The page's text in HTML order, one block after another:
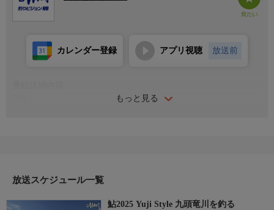
もっと見る
カレンダー登録 アプリ視聴 放送前
ったのは、持ち前の機動力と泳がせ釣りだった。
放送スケジュール一覧
鮎2025 Yuji Style 九頭竜川を釣る